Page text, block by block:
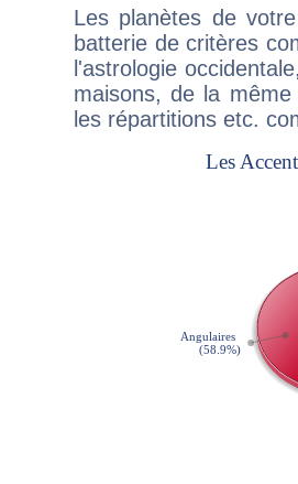
Les planètes de
batterie de critères
l'astrologie
maisons, de la
les répartitions etc.